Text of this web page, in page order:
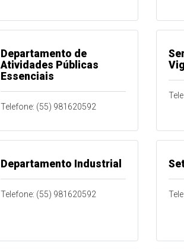
Departamento de
Atividades Públicas
Essenciais
Telefone: (55) 981620592
Departamento Industrial
Telefone: (55) 981620592